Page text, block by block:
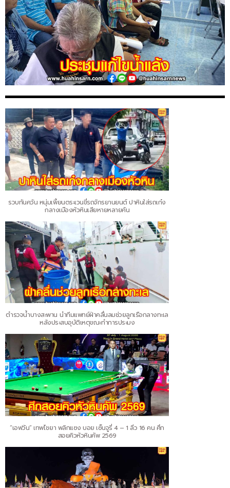
รวบทันควัน หนุ่มเพี้ยนตระเวนขี่รถจักรยานยนต์ ปาหินใส่รถเก๋ง
กลางเมืองหัวหินเสียหายหลายคัน
ตำรวจน้ำบางสะพาน นำทีมแพทย์ฝ่าคลื่นลมช่วยลูกเรือกลางทะเล
หลังประสบอุบัติเหตุขณะทำการประมง
“เอฟวัน” เทพไชยา พลิกแซง บอย เซ็นจูรี่ 4 – 1 ลิ่ว 16 คน ศึก
สอยคิวหัวหินคัพ 2569